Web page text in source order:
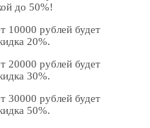
до 50%!
10000 рублей будет
20%.
20000 рублей будет
30%.
30000 рублей будет
50%.